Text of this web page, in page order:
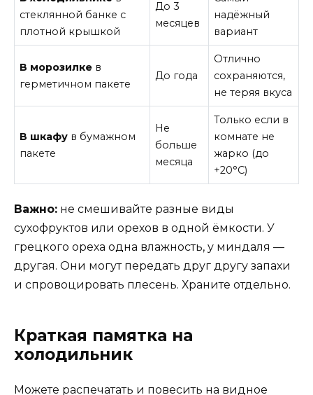
стеклянной банке с
плотной крышкой
До 3
месяцев
надёжный
вариант
В морозилке в
герметичном пакете
До года
Отлично
сохраняются,
не теряя вкуса
В шкафу в бумажном
пакете
Не
больше
месяца
Только если в
комнате не
жарко (до
+20°C)
Важно: не смешивайте разные виды
сухофруктов или орехов в одной ёмкости. У
грецкого ореха одна влажность, у миндаля —
другая. Они могут передать друг другу запахи
и спровоцировать плесень. Храните отдельно.
Краткая памятка на
холодильник
Можете распечатать и повесить на видное